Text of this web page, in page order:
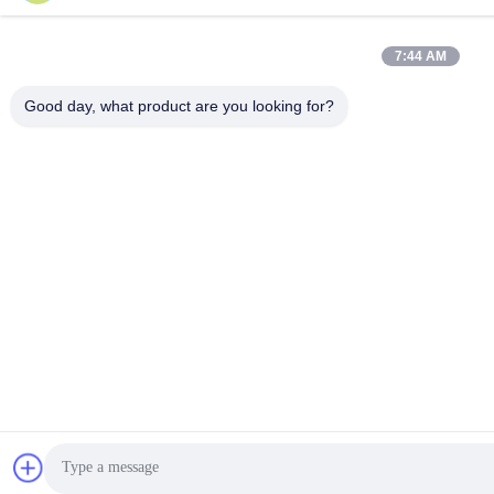
7:44 AM
Good day, what product are you looking for?